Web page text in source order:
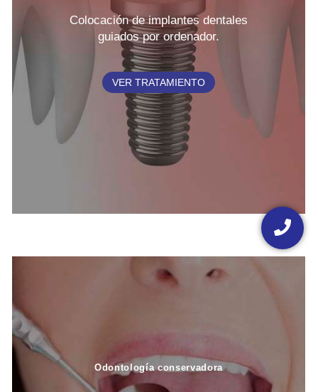
Colocación de implantes dentales
guiados por ordenador.
VER TRATAMIENTO
Odontología conservadora
Floating
button